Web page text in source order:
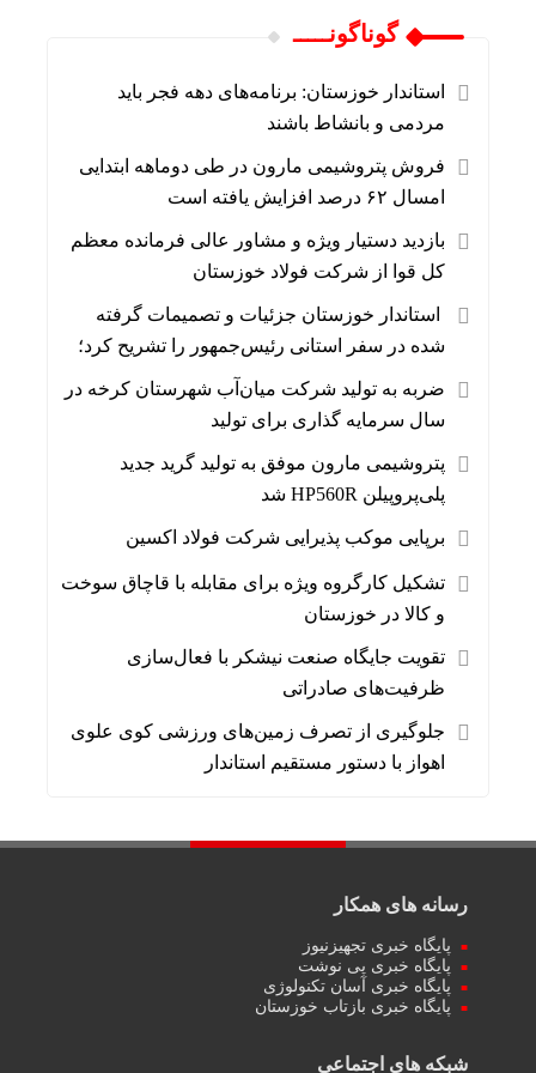
گوناگونـــــ
استاندار خوزستان: برنامه‌های دهه فجر باید
مردمی و بانشاط باشند
فروش پتروشیمی مارون در طی دوماهه ابتدایی
امسال ۶۲ درصد افزایش یافته است
بازدید دستیار ویژه و مشاور عالی فرمانده معظم
کل قوا از شرکت فولاد خوزستان
استاندار خوزستان جزئیات و تصمیمات گرفته
شده در سفر استانی رئیس‌جمهور را تشریح کرد؛
ضربه به تولید شرکت میان‌آب شهرستان کرخه در
سال سرمایه گذاری برای تولید
پتروشیمی مارون موفق به تولید گرید جدید
پلی‌پروپیلن HP560R شد
برپایی موکب پذیرایی شرکت فولاد اکسین
تشکیل کارگروه ویژه برای مقابله با قاچاق سوخت
و کالا در خوزستان
تقویت جایگاه صنعت نیشکر با فعال‌سازی
ظرفیت‌های صادراتی
جلوگیری از تصرف زمین‌های ورزشی کوی علوی
اهواز با دستور مستقیم استاندار
رسانه های همکار
پایگاه خبری تجهیزنیوز
پایگاه خبری پی نوشت
پایگاه خبری آسان تکنولوژی
پایگاه خبری بازتاب خوزستان
شبکه های اجتماعی